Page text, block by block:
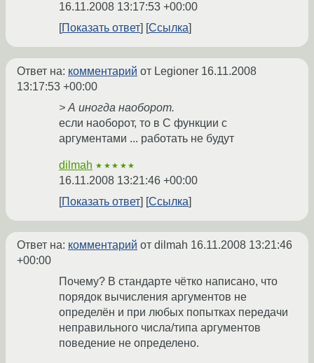
16.11.2008 13:17:53 +00:00
Показать ответ
Ссылка
Ответ на: комментарий от Legioner 16.11.2008
13:17:53 +00:00
> А иногда наоборот.
если наоборот, то в С функции с
аргументами ... работать не будут
dilmah ★★★★★
16.11.2008 13:21:46 +00:00
Показать ответ
Ссылка
Ответ на: комментарий от dilmah 16.11.2008 13:21:46
+00:00
Почему? В стандарте чётко написано, что
порядок вычисления аргументов не
определён и при любых попытках передачи
неправильного числа/типа аргументов
поведение не определено.